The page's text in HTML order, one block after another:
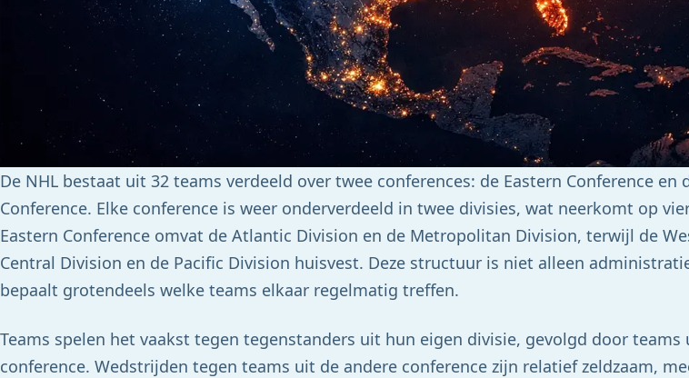
De NHL bestaat uit 32 teams verdeeld over twee conferences: de Eastern Conference en
Conference. Elke conference is weer onderverdeeld in twee divisies, wat neerkomt op
Eastern Conference omvat de Atlantic Division en de Metropolitan Division, terwijl de
Central Division en de Pacific Division huisvest. Deze structuur is niet alleen
bepaalt grotendeels welke teams elkaar regelmatig treffen.
Teams spelen het vaakst tegen tegenstanders uit hun eigen divisie, gevolgd door teams
conference. Wedstrijden tegen teams uit de andere conference zijn relatief zeldzaam,